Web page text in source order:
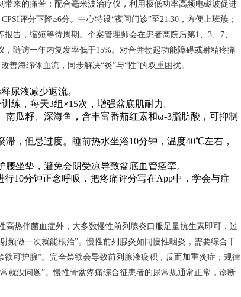
来的痛苦；配合毫米波治疗仪，利用极低功率高频电磁波促进
评分下降≥6分。中心特设“夜间门诊”至21:30，方便上班族；
告，缩短等待周期。个案管理师会在患者离院后第1、3、7、
随访一年内复发率低于15%。对合并勃起功能障碍或射精疼痛
海绵体血流，同步解决“炎”与“性”的双重困扰。
尿液减少返流。
练，每天3组×15次，增强盆底肌耐力。
瓜籽、深海鱼，含丰富番茄红素和ω-3脂肪酸，可抑制
，但忌过度。睡前热水坐浴10分钟，温度40℃左右，
坐垫，避免会阴受凉导致盆底血管痉挛。
10分钟正念呼吸，把疼痛评分写在App中，学会与症
高热伴菌血症外，大多数慢性前列腺炎口服足量抗生素即可，过
频做一次就能根治”。慢性前列腺炎如同慢性咽炎，需要综合干
欲可护腺”。完全禁欲会导致前列腺液瘀积，反而加重炎症；规律
就没问题”。慢性骨盆疼痛综合征患者的尿常规通常正常，诊断